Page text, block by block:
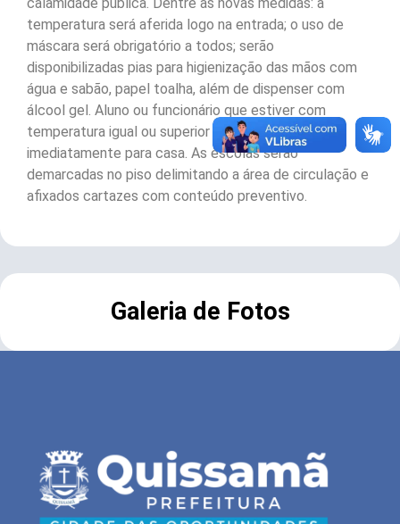
temperatura será aferida logo na entrada; o uso de
máscara será obrigatório a todos; serão
disponibilizadas pias para higienização das mãos com
água e sabão, papel toalha, além de dispenser com
álcool gel. Aluno ou funcionário que estiver com
temperatura igual ou superior a 37,8ºC vai retornar
imediatamente para casa. As escolas serão
demarcadas no piso delimitando a área de circulação e
afixados cartazes com conteúdo preventivo.
Galeria de Fotos